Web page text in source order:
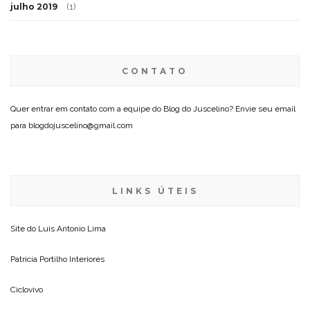
julho 2019 (1)
CONTATO
Quer entrar em contato com a equipe do Blog do Juscelino? Envie seu email
para blogdojuscelino@gmail.com
LINKS ÚTEIS
Site do Luis Antonio Lima
Patricia Portilho Interiores
Ciclovivo